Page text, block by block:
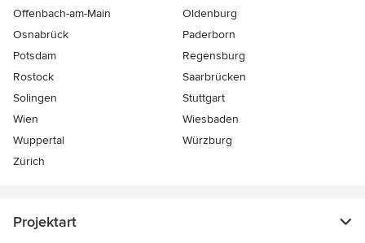
Offenbach-am-Main
Oldenburg
Osnabrück
Paderborn
Potsdam
Regensburg
Rostock
Saarbrücken
Solingen
Stuttgart
Wien
Wiesbaden
Wuppertal
Würzburg
Zürich
Projektart